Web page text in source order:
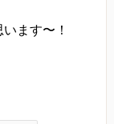
ます〜！